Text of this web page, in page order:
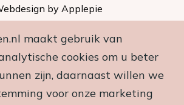
by Applepie
maakt gebruik van
cookies om u beter
zijn, daarnaast willen we
voor onze marketing